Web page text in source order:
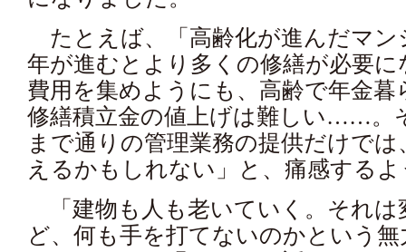
たとえば、「高齢化が進んだマン
年が進むとより多くの修繕が必要
費用を集めようにも、高齢で年金
修繕積立金の値上げは難しい……。
まで通りの管理業務の提供だけで
えるかもしれない」と、痛感する
「建物も人も老いていく。それは
ど、何も手を打てないのかという